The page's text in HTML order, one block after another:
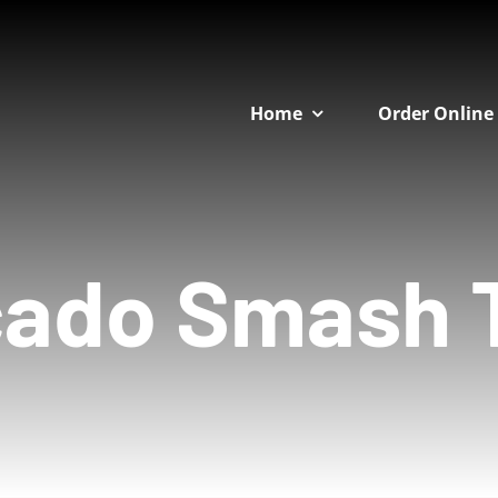
Home Order Online
Smash